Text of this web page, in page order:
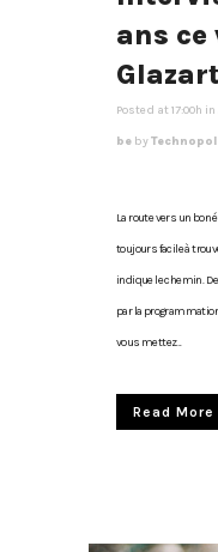
ans ce
Posted at 17:00h in
be byTechnopol
La route vers un bon
toujours facile à
indique le chemin.
par la
vous mettez...
Read More